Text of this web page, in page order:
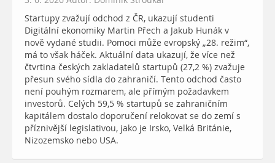
Startupy zvažují odchod z ČR, ukazují studenti
Digitální ekonomiky Martin Přech a Jakub Hunák v
nově vydané studii. Pomoci může evropský „28. režim“,
má to však háček. Aktuální data ukazují, že více než
čtvrtina českých zakladatelů startupů (27,2 %) zvažuje
přesun svého sídla do zahraničí. Tento odchod často
není pouhým rozmarem, ale přímým požadavkem
investorů. Celých 59,5 % startupů se zahraničním
kapitálem dostalo doporučení relokovat se do zemí s
příznivější legislativou, jako je Irsko, Velká Británie,
Nizozemsko nebo USA.